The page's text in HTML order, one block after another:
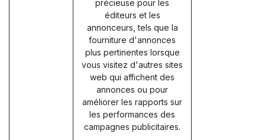
précieuse pour les
éditeurs et les
annonceurs, tels que la
fourniture d'annonces
plus pertinentes lorsque
vous visitez d'autres sites
web qui affichent des
annonces ou pour
améliorer les rapports sur
les performances des
campagnes publicitaires.